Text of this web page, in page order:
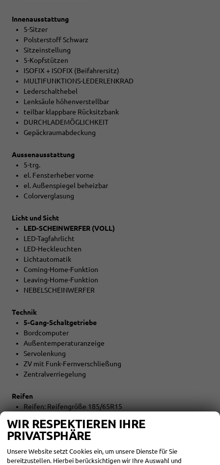
Innenausstattung
5-Sitzer
Polsterstoff Schwarz
Sitzeinstellung
5-Kopfstützen
ISOFIX + ISOFIX (Beifahrersitz)
MULTIFUNKTIONS-LEDERLENKRAD
Lederschalthebel
Lenksäule höhenverstellbar
teilbar klappbare Rücksitzbank
DURCHLADEMÖGLICHKEIT
Gepäckraumabdeckung
Aussenausstattung
5-trg.
el. Fensterheber vorne
el. Außenspiegel beheizbar
Colorverglasung
Licht und Sicht
LED-SCHEINWERFER (VOLL)
LED-Tagfahrlicht
LED-Heckleuchten
Lichtautomatik
Coming-Home-Funktion
Leaving-Home-Funktion
NEBELSCHEINWERFER
Technik
5-Gang-Schaltgetriebe
Bordcomputer
Außentemperaturanzeige
Servolenkung
ZV mit Funk-Fernverschließung
Zentralverriegelung
Reifen
Reifen: Reifengröße 185/65R15
Umwelt
Abgaskonzept EU6EB
START-STOPP-Automatik
WIR RESPEKTIEREN IHRE
PRIVATSPHÄRE
Unsere Website setzt Cookies ein, um unsere Dienste für Sie
bereitzustellen. Hierbei berücksichtigen wir Ihre Auswahl und